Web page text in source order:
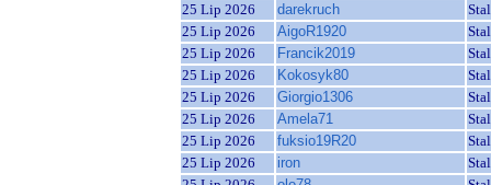
25 Lip 2026
darekruch
25 Lip 2026
AigoR1920
25 Lip 2026
Francik2019
25 Lip 2026
Kokosyk80
25 Lip 2026
Giorgio1306
25 Lip 2026
Amela71
25 Lip 2026
fuksio19R20
25 Lip 2026
iron